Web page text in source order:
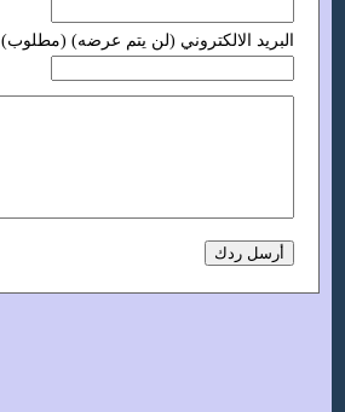
البريد الالكتروني (لن يتم عرضه) (مطلوب)